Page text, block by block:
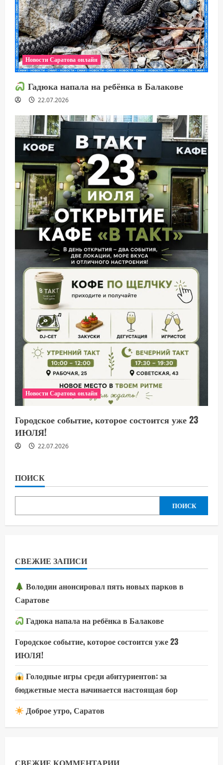
Новости Саратова онлайн
Гадюка напала на ребёнка в Балакове
22.07.2026
Новости Саратова онлайн
Городское событие, которое состоится уже 23
ИЮЛЯ!
22.07.2026
ПОИСК
ПОИСК
СВЕЖИЕ ЗАПИСИ
Володин анонсировал пять новых парков в
Саратове
Гадюка напала на ребёнка в Балакове
Городское событие, которое состоится уже 23
ИЮЛЯ!
Голодные игры среди абитуриентов: за
бюджетные места начинается настоящая бор
Доброе утро, Саратов